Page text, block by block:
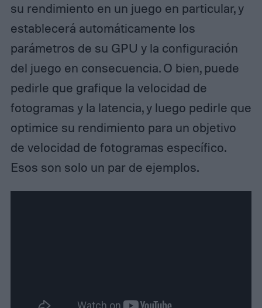
su rendimiento en un juego en particular, y
establecerá automáticamente los
parámetros de su GPU y la configuración
del juego en consecuencia. O bien, puede
pedirle que grafique la velocidad de
fotogramas y la latencia, y luego pedirle que
optimice su rendimiento para un objetivo
de velocidad de fotogramas específico.
Esos son solo un par de ejemplos.